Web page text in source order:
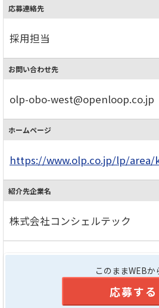
応募連絡先
採用担当
お問い合わせ先
olp-obo-west@openloop.co.jp
ホームページ
https://www.olp.co.jp/lp/
紹介先企業名
株式会社コンシェルテック
このままWEBか
応募する